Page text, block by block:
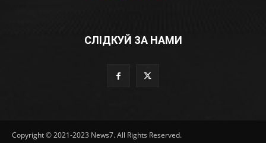
СЛІДКУЙ ЗА НАМИ
Copyright © 2021-2023 News7. All Rights Reserved.